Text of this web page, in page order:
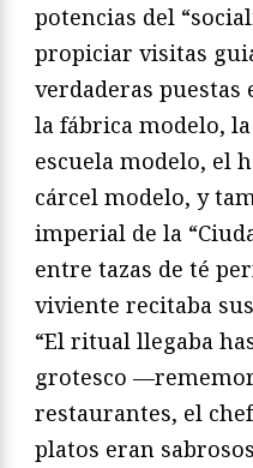
potencias del
propiciar visitas
verdaderas puestas
la fábrica modelo,
escuela modelo, el
cárcel modelo, y
imperial de la
entre tazas de té
viviente recitaba
“El ritual llegaba
grotesco
restaurantes, el
platos eran